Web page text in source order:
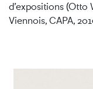
d’expositions (Otto
Viennois, CAPA,